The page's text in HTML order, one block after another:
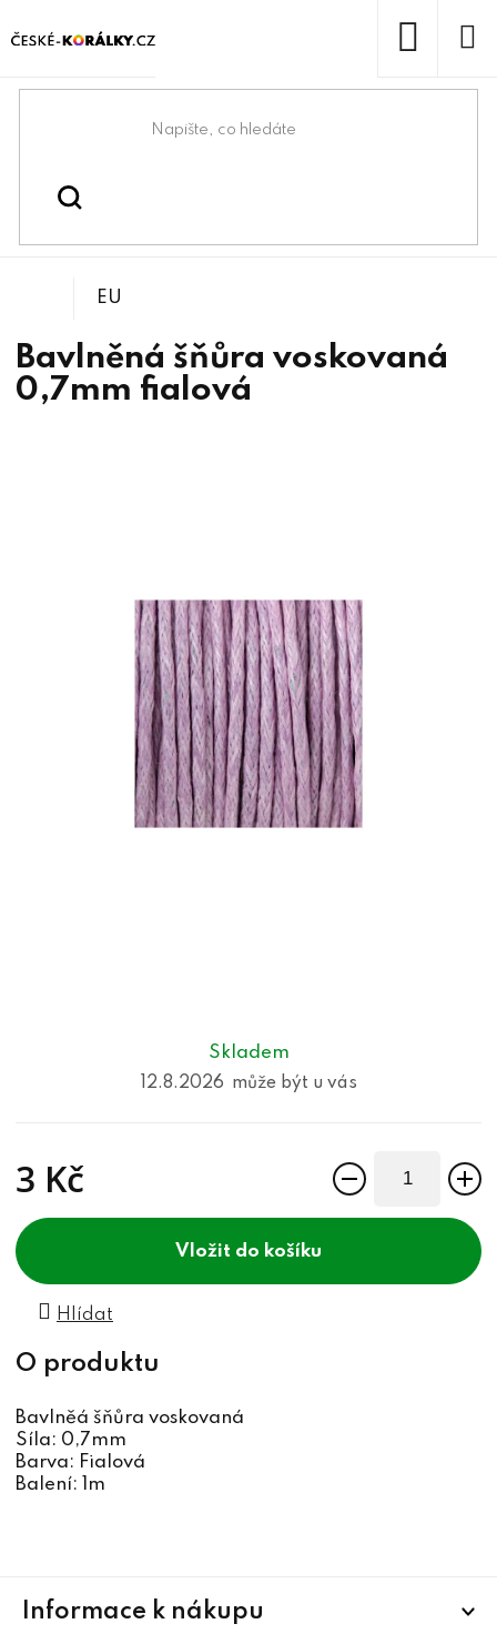
na
Domů
Návlekový materiál
Skladem
12.8.2026
3 Kč
do košíku
Hlídat
Bavlněná šňůra voskovaná
0,7mm fialová
EU
Bavlněá šňůra voskovaná
Síla: 0,7mm
Barva: Fialová
Balení: 1m
Informace k nákupu